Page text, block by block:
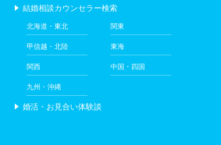
結婚相談カウンセラー検索
北海道・東北 関東
甲信越・北陸 東海
関西 中国・四国
九州・沖縄
婚活・お見合い体験談